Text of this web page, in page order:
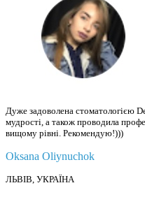
Дуже задоволена стоматологією
мудрості, а також проводила
вищому рівні. Рекомендую!)))
Oksana Oliynuchok
ЛЬВІВ, УКРАЇНА